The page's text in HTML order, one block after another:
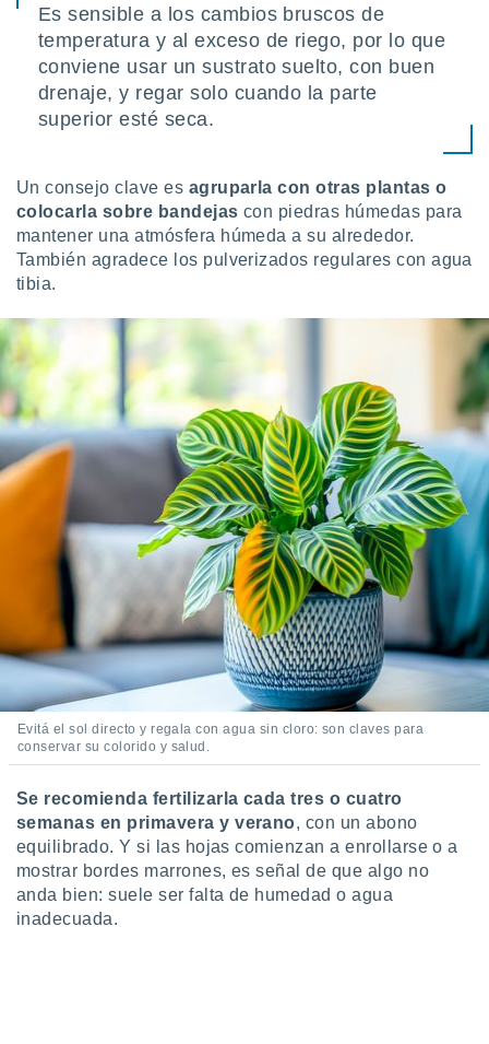
utilizar
crear un
la
contenido
medir el
de la
el
del
de
a través
de
de
de
uso de
con el
mediante
publicidad
publicidad
de
1199
Es sensible a los cambios bruscos de
temperatura y al exceso de riego, por lo que
conviene usar un sustrato suelto, con buen
drenaje, y regar solo cuando la parte
superior esté seca.
Un consejo clave es agruparla con otras plantas o
colocarla sobre bandejas con piedras húmedas para
mantener una atmósfera húmeda a su alrededor.
También agradece los pulverizados regulares con agua
tibia.
Evitá el sol directo y regala con agua sin cloro: son claves para
conservar su colorido y salud.
Se recomienda fertilizarla cada tres o cuatro
semanas en primavera y verano, con un abono
equilibrado. Y si las hojas comienzan a enrollarse o a
mostrar bordes marrones, es señal de que algo no
anda bien: suele ser falta de humedad o agua
inadecuada.